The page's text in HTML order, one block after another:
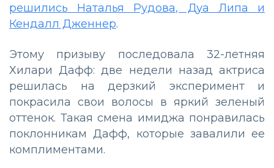
решились Наталья Рудова, Дуа Липа и
Кендалл Дженнер.
Этому призыву последовала 32-летняя
Хилари Дафф: две недели назад актриса
решилась на дерзкий эксперимент и
покрасила свои волосы в яркий зеленый
оттенок. Такая смена имиджа понравилась
поклонникам Дафф, которые завалили ее
комплиментами.